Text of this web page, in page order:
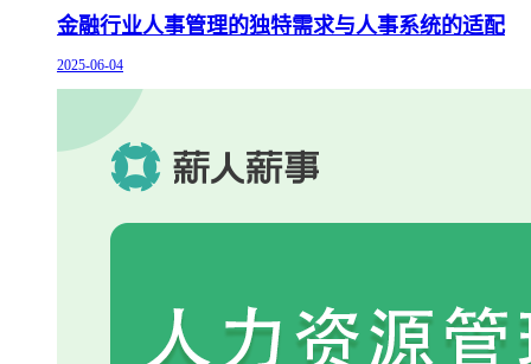
金融行业人事管理的独特需求与人事系统的适配
2025-06-04